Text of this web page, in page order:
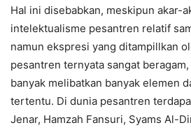
Hal ini disebabkan, meskipun akar-
intelektualisme pesantren relatif
namun ekspresi yang ditampillkan
pesantren ternyata sangat
banyak melibatkan banyak elemen
tertentu. Di dunia pesantren
Jenar, Hamzah Fansuri, Syams Al-